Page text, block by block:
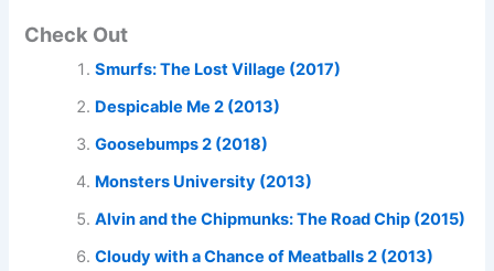
Check Out
Smurfs: The Lost Village (2017)
Despicable Me 2 (2013)
Goosebumps 2 (2018)
Monsters University (2013)
Alvin and the Chipmunks: The Road Chip (2015)
Cloudy with a Chance of Meatballs 2 (2013)